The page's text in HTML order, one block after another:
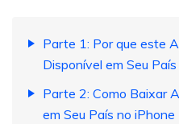
Parte 1: Por que este
Disponível em Seu
Parte 2: Como Baixar
em Seu País no iPhone